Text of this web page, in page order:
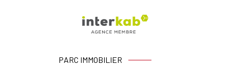
PARC IMMOBILIER